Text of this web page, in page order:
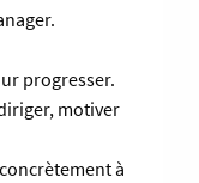
progresser.
motiver
à